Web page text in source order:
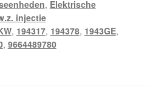
, Elektrische
injectie
, 194317, 194378, 1943GE,
, 9664489780